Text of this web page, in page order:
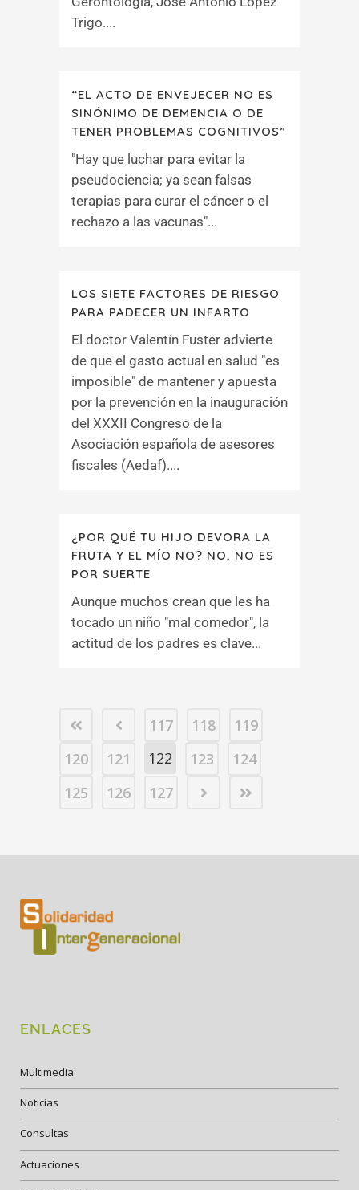
Trigo....
“EL ACTO DE ENVEJECER NO ES
SINÓNIMO DE DEMENCIA O DE
TENER PROBLEMAS COGNITIVOS”
"Hay que luchar para evitar la
pseudociencia; ya sean falsas
terapias para curar el cáncer o el
rechazo a las vacunas"...
LOS SIETE FACTORES DE RIESGO
PARA PADECER UN INFARTO
El doctor Valentín Fuster advierte
de que el gasto actual en salud "es
imposible" de mantener y apuesta
por la prevención en la inauguración
del XXXII Congreso de la
Asociación española de asesores
fiscales (Aedaf)....
¿POR QUÉ TU HIJO DEVORA LA
FRUTA Y EL MÍO NO? NO, NO ES
POR SUERTE
Aunque muchos crean que les ha
tocado un niño "mal comedor", la
actitud de los padres es clave...
117 118
119
120
121 122 123
124
125
126 127
ENLACES
Multimedia
Noticias
Consultas
Actuaciones